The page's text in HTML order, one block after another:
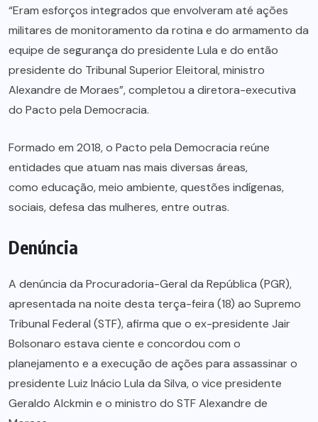
“Eram esforços integrados que envolveram até ações
militares de monitoramento da rotina e do armamento da
equipe de segurança do presidente Lula e do então
presidente do Tribunal Superior Eleitoral, ministro
Alexandre de Moraes”, completou a diretora-executiva
do Pacto pela Democracia.
Formado em 2018, o Pacto pela Democracia reúne
entidades que atuam nas mais diversas áreas,
como educação, meio ambiente, questões indígenas,
sociais, defesa das mulheres, entre outras.
Denúncia
A denúncia da Procuradoria-Geral da República (PGR),
apresentada na noite desta terça-feira (18) ao Supremo
Tribunal Federal (STF), afirma que o ex-presidente Jair
Bolsonaro estava ciente e concordou com o
planejamento e a execução de ações para assassinar o
presidente Luiz Inácio Lula da Silva, o vice presidente
Geraldo Alckmin e o ministro do STF Alexandre de